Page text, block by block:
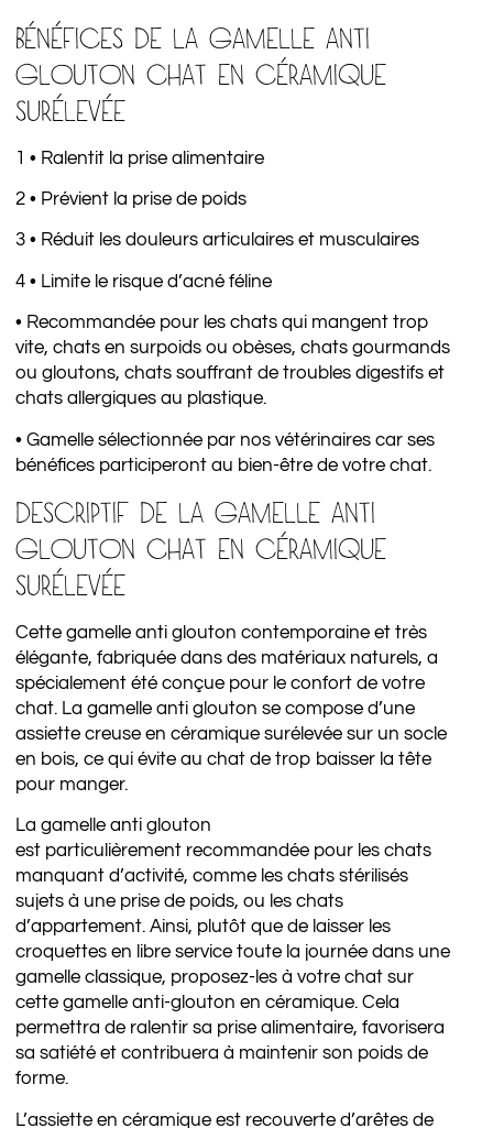
BÉNÉFICES DE LA GAMELLE ANTI
GLOUTON CHAT EN CÉRAMIQUE
SURÉLEVÉE
1 • Ralentit la prise alimentaire
2 • Prévient la prise de poids
3 • Réduit les douleurs articulaires et musculaires
4 • Limite le risque d’acné féline
• Recommandée pour les chats qui mangent trop
vite, chats en surpoids ou obèses, chats gourmands
ou gloutons, chats souffrant de troubles digestifs et
chats allergiques au plastique.
• Gamelle sélectionnée par nos vétérinaires car ses
bénéfices participeront au bien-être de votre chat.
DESCRIPTIF DE LA GAMELLE ANTI
GLOUTON CHAT EN CÉRAMIQUE
SURÉLEVÉE
Cette gamelle anti glouton contemporaine et très
élégante, fabriquée dans des matériaux naturels, a
spécialement été conçue pour le confort de votre
chat. La gamelle anti glouton se compose d’une
assiette creuse en céramique surélevée sur un socle
en bois, ce qui évite au chat de trop baisser la tête
pour manger.
La gamelle anti glouton
est particulièrement recommandée pour les chats
manquant d’activité, comme les chats stérilisés
sujets à une prise de poids, ou les chats
d’appartement. Ainsi, plutôt que de laisser les
croquettes en libre service toute la journée dans une
gamelle classique, proposez-les à votre chat sur
cette gamelle anti-glouton en céramique. Cela
permettra de ralentir sa prise alimentaire, favorisera
sa satiété et contribuera à maintenir son poids de
forme.
L’assiette en céramique est recouverte d’arêtes de